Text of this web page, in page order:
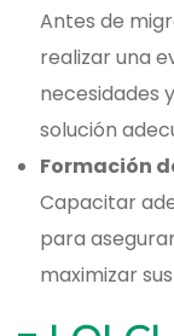
Antes de
realizar una
necesidades
solución
Formación
Capacitar
para
maximizar